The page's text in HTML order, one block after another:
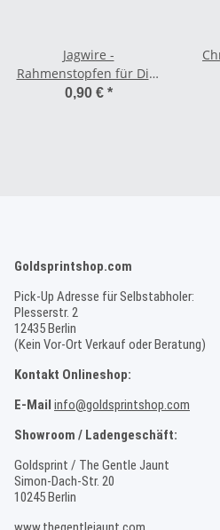
Jagwire -
Rahmenstopfen für Di2-
Kabel,
0,90 € *
Goldsprintshop.com
Pick-Up Adresse für Selbstabholer:
Plesserstr. 2
12435 Berlin
(Kein Vor-Ort Verkauf oder Beratung)
Kontakt Onlineshop:
E-Mail info@goldsprintshop.com
Showroom / Ladengeschäft:
Goldsprint / The Gentle Jaunt
Simon-Dach-Str. 20
10245 Berlin